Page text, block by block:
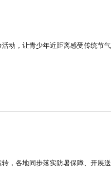
动，让青少年近距离感受传统节
，各地同步落实防暑保障、开展